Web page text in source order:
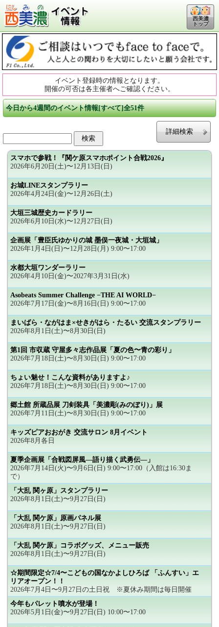
西美濃
トップ
イベント登録時の情報となります。
開催の可否は各主催者へご確認ください。
今日から4週間のイベント情報[すべて]全51件
詳細検索
スマホで参戦！『関ケ原スマホポイント合戦2026』
2026年6月20日(土)〜12月13日(日)
お城LINEスタンプラリー
2026年4月24日(金)〜12月26日(土)
大垣三城歴史カードラリー
2026年6月10日(水)〜12月27日(日)
企画展「豊臣氏ゆかりの城 墨俣一夜城・大垣城」
2026年1月4日(日)〜12月28日(月) 9:00〜17:00
水都大垣ワンダーラリー
2026年4月10日(金)〜2027年3月31日(水)
Asobeats Summer Challenge −THE AI WORLD−
2026年7月17日(金)〜8月16日(日) 9:00〜17:00
まいばら・ながはま×せきがはら・たるい 交流スタンプラリー
2026年8月1日(土)〜8月30日(日)
第1回 市収蔵 守屋多々志作品展「夏の色〜青の彩り」
2026年7月18日(土)〜8月30日(日) 9:00〜17:00
ちょい魅せ！こんな資料がありますよ♪
2026年7月18日(土)〜8月30日(日) 9:00〜17:00
郷土館 所蔵品展 刀剣装具「美濃彫(みのぼり)」展
2026年7月11日(土)〜8月30日(日) 9:00〜17:00
キッズピアおおがき 交流サロン 8月イベント
2026年8月各日
夏季企画展「合戦図屏風―語り描く武勇伝―」
2026年7月14日(火)〜9月6日(日) 9:00〜17:00（入館は16:30ま
で）
「大乱 関ヶ原」スタンプラリー
2026年8月1日(土)〜9月27日(日)
「大乱 関ケ原」原画パネル展
2026年8月1日(土)〜9月27日(日)
「大乱 関ケ原」コラボグッズ、メニュー販売
2026年8月1日(土)〜9月27日(日)
☆期間限定☆7/4〜こどもの国なかよしひろば 「ふんすい」エ
リアオープン！！
2026年7月4日〜9月27日の土日祝 ※夏休み期間は毎日開催
今年もパレット噴水が登場！
2026年5月1日(金)〜9月27日(日) 10:00〜17:00